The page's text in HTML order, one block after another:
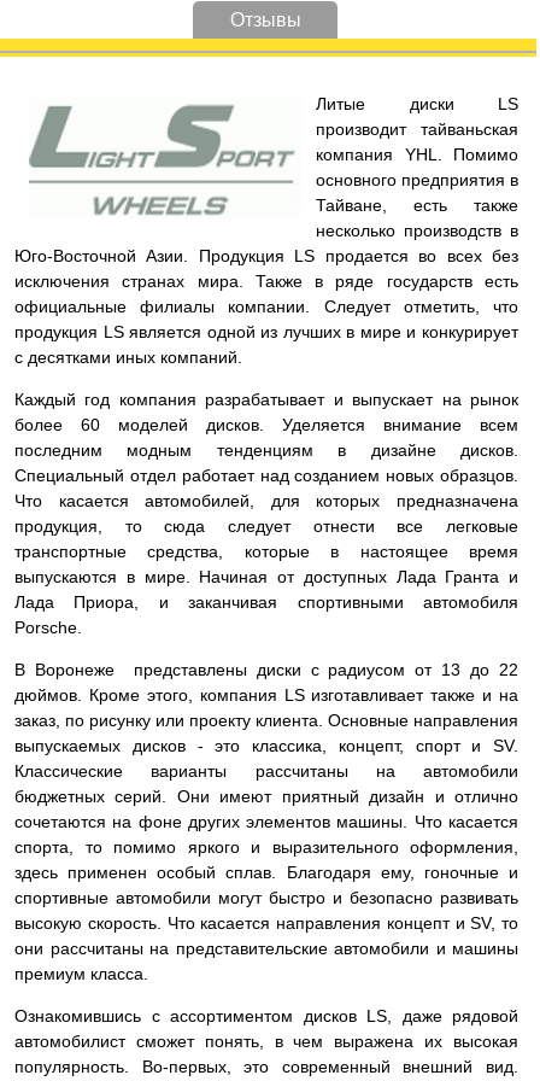
Отзывы
Литые диски LS
производит тайваньская
компания YHL. Помимо
основного предприятия в
Тайване, есть также
несколько производств в
Юго-Восточной Азии. Продукция LS продается во всех без
исключения странах мира. Также в ряде государств есть
официальные филиалы компании. Следует отметить, что
продукция LS является одной из лучших в мире и конкурирует
с десятками иных компаний.
Каждый год компания разрабатывает и выпускает на рынок
более 60 моделей дисков. Уделяется внимание всем
последним модным тенденциям в дизайне дисков.
Специальный отдел работает над созданием новых образцов.
Что касается автомобилей, для которых предназначена
продукция, то сюда следует отнести все легковые
транспортные средства, которые в настоящее время
выпускаются в мире. Начиная от доступных Лада Гранта и
Лада Приора, и заканчивая спортивными автомобиля
Porsche.
В Воронеже представлены диски с радиусом от 13 до 22
дюймов. Кроме этого, компания LS изготавливает также и на
заказ, по рисунку или проекту клиента. Основные направления
выпускаемых дисков - это классика, концепт, спорт и SV.
Классические варианты рассчитаны на автомобили
бюджетных серий. Они имеют приятный дизайн и отлично
сочетаются на фоне других элементов машины. Что касается
спорта, то помимо яркого и выразительного оформления,
здесь применен особый сплав. Благодаря ему, гоночные и
спортивные автомобили могут быстро и безопасно развивать
высокую скорость. Что касается направления концепт и SV, то
они рассчитаны на представительские автомобили и машины
премиум класса.
Ознакомившись с ассортиментом дисков LS, даже рядовой
автомобилист сможет понять, в чем выражена их высокая
популярность. Во-первых, это современный внешний вид.